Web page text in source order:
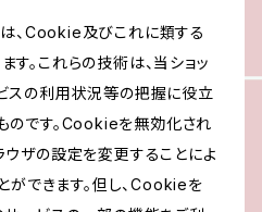
は、Cookie及びこれに類する
。これらの技術は、当ショッ
スの利用状況等の把握に役立
のです。Cookieを無効化され
ウザの設定を変更することによ
できます。但し、Cookieを